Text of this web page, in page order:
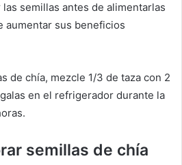
las semillas antes de alimentarlas
aumentar sus beneficios
de chía, mezcle 1/3 de taza con 2
en el refrigerador durante la
semillas de chía